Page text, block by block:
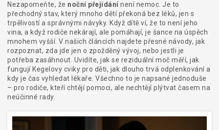
Nezapomeňte, že noční přejídání není nemoc. Je to
přechodný stav, který mnoho dětí překoná bez léků, jen s
trpělivostí a správnými návyky. Když dítě ví, že to není jeho
vina, a když rodiče nekárají, ale pomáhají, je šance na úspěch
mnohem vyšší. V našich článcích najdete přesné návody, jak
rozpoznat, zda jde jen o zpožděný vývoj, nebo jestli je
potřeba zasáhnout. Uvidíte, jak se reziduální moč měří, jak
fungují Kegelovy cviky pro děti, jak dlouho trvá odplenkování a
kdy je čas vyhledat lékaře. Všechno to je napsané jednoduše
– pro rodiče, kteří chtějí pomoci, ale nechtějí plýtvat časem na
neúčinné rady.